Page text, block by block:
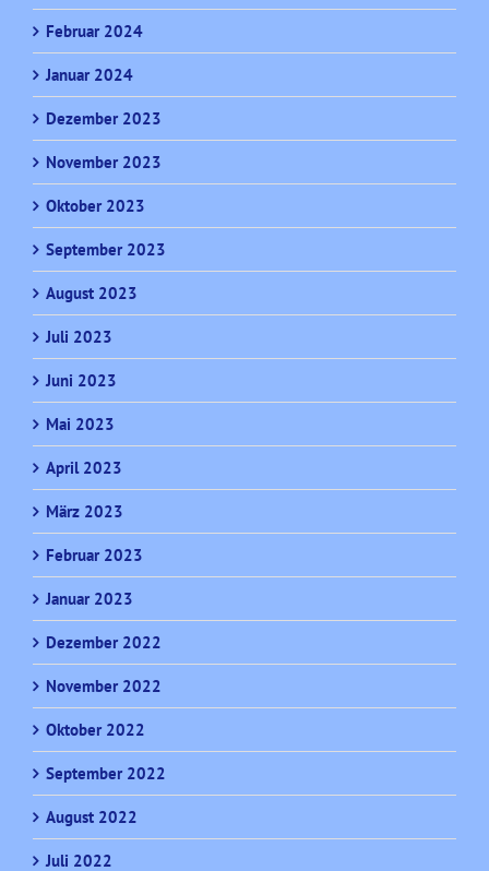
Februar 2024
Januar 2024
Dezember 2023
November 2023
Oktober 2023
September 2023
August 2023
Juli 2023
Juni 2023
Mai 2023
April 2023
März 2023
Februar 2023
Januar 2023
Dezember 2022
November 2022
Oktober 2022
September 2022
August 2022
Juli 2022